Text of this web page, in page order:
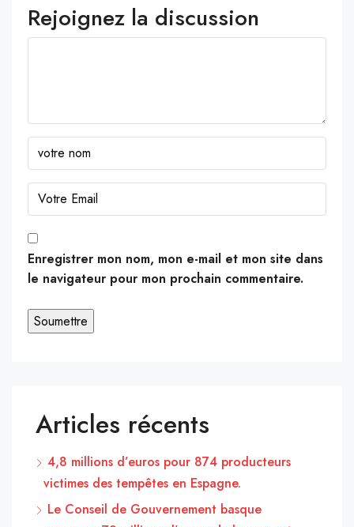
Rejoignez la discussion
Enregistrer mon nom, mon e-mail et mon site dans
le navigateur pour mon prochain commentaire.
Articles récents
4,8 millions d’euros pour 874 producteurs
victimes des tempêtes en Espagne.
Le Conseil de Gouvernement basque